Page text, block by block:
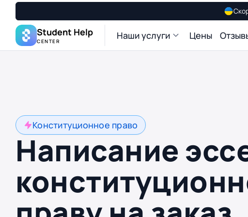
Student Help
CENTER Наши услуги Цены
Конституционное право
Написание